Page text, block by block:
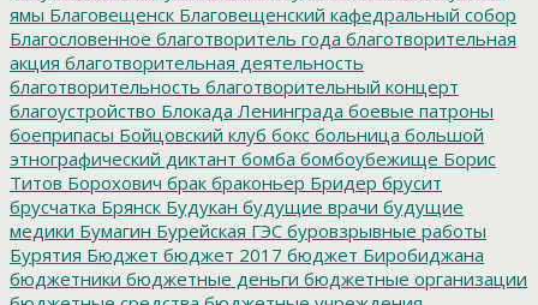
ямы Благовещенск Благовещенский кафедральный собор
Благословенное благотворитель года благотворительная
акция благотворительная деятельность
благотворительность благотворительный концерт
благоустройство Блокада Ленинграда боевые патроны
боеприпасы Бойцовский клуб бокс больница большой
этнографический диктант бомба бомбоубежище Борис
Титов Борохович брак браконьер Бридер брусит
брусчатка Брянск Будукан будущие врачи будущие
медики Бумагин Бурейская ГЭС буровзрывные работы
Бурятия Бюджет бюджет 2017 бюджет Биробиджана
бюджетники бюджетные деньги бюджетные организации